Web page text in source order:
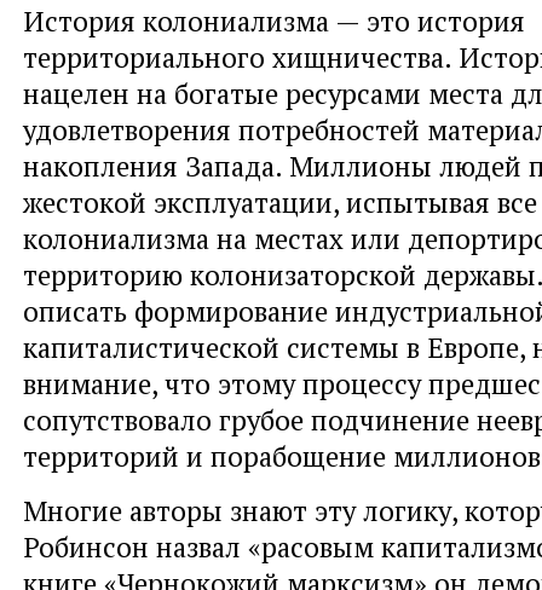
История колониализма — это история
территориального хищничества.
нацелен на богатые ресурсами места
удовлетворения потребностей
накопления Запада. Миллионы людей
жестокой эксплуатации, испытывая
колониализма на местах или
территорию колонизаторской
описать формирование
капиталистической системы в Европе,
внимание, что этому процессу
сопутствовало грубое подчинение
территорий и порабощение
Многие авторы знают эту логику,
Робинсон назвал «расовым
книге «Чернокожий марксизм» он